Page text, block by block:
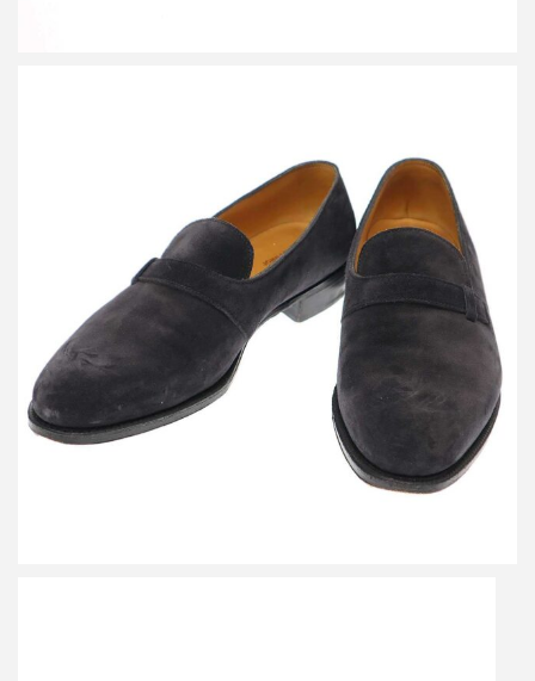
ジョン ロブ Glynn グリン スエードシューズ
買取金額28,800円
詳しく見る